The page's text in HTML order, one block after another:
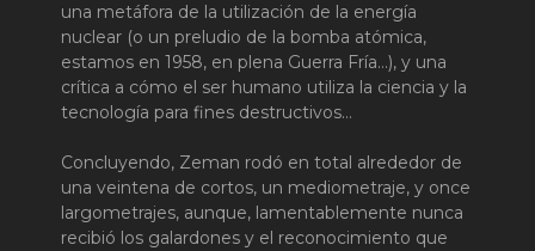
una metáfora de la utilización de la energía
nuclear (o un preludio de la bomba atómica,
estamos en 1958, en plena Guerra Fría…), y una
crítica a cómo el ser humano utiliza la ciencia y la
tecnología para fines destructivos…
Concluyendo, Zeman rodó en total alrededor de
una veintena de cortos, un mediometraje, y once
largometrajes, aunque, lamentablemente nunca
recibió los galardones y el reconocimiento que